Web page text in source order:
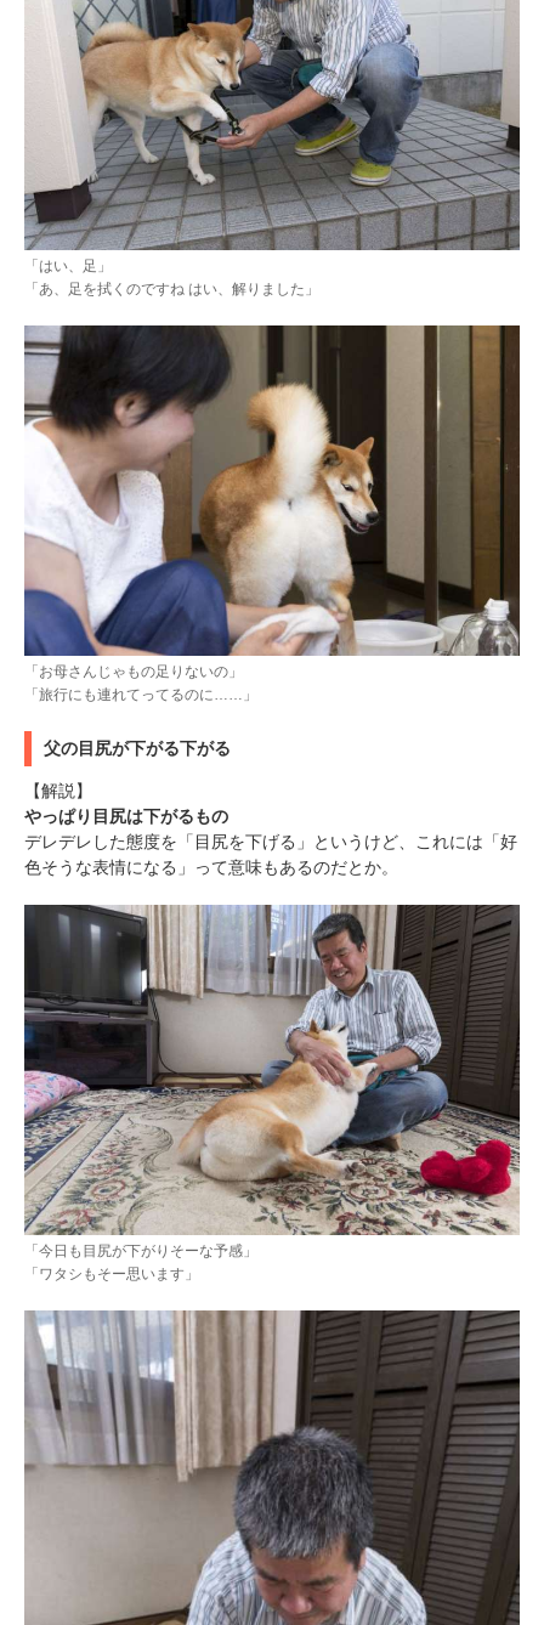
「はい、足」
「あ、足を拭くのですね はい、解りました」
「お母さんじゃもの足りないの」
「旅行にも連れてってるのに……」
父の目尻が下がる下がる
【解説】
やっぱり目尻は下がるもの
デレデレした態度を「目尻を下げる」というけど、これには「好
色そうな表情になる」って意味もあるのだとか。
「今日も目尻が下がりそーな予感」
「ワタシもそー思います」